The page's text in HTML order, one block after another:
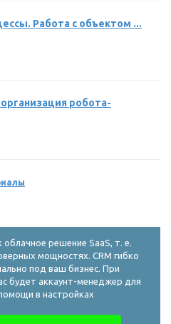
Работа с объектом ...
робота-
облачное решение SaaS, т. е.
мощностях. CRM гибко
под ваш бизнес. При
будет аккаунт-менеджер для
в настройках